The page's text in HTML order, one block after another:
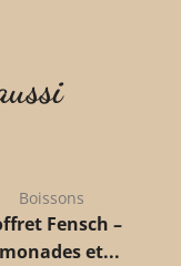
Boissons
Fensch –
et...